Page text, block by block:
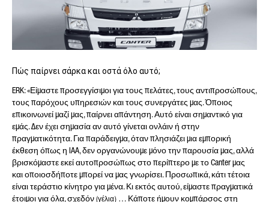
Πώς παίρνει σάρκα και οστά όλο αυτό;
ERK: «Είμαστε προσεγγίσιμοι για τους πελάτες, τους αντιπροσώπους,
τους παρόχους υπηρεσιών και τους συνεργάτες μας. Όποιος
επικοινωνεί μαζί μας, παίρνει απάντηση. Αυτό είναι σημαντικό για
εμάς. Δεν έχει σημασία αν αυτό γίνεται ονλάιν ή στην
πραγματικότητα. Για παράδειγμα, όταν πλησιάζει μια εμπορική
έκθεση όπως η IAA, δεν οργανώνουμε μόνο την παρουσία μας, αλλά
βρισκόμαστε εκεί αυτοπροσώπως στο περίπτερο με το Canter μας
και οποιοσδήποτε μπορεί να μας γνωρίσει. Προσωπικά, κάτι τέτοια
είναι τεράστιο κίνητρο για μένα. Κι εκτός αυτού, είμαστε πραγματικά
έτοιμοι για όλα, σχεδόν (γέλια)… Κάποτε ήμουν κομπάρσος στη